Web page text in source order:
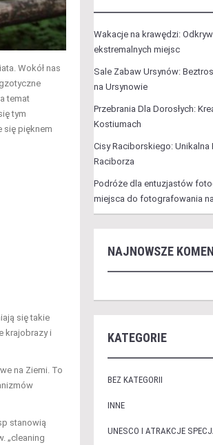
Wokół nas
temat
tym
się pięknem
się takie
krajobrazy i
na Ziemi. To
stanowią
„cleaning
Wakacje na krawędzi:
ekstremalnych miejsc
Sale Zabaw Ursynów:
na Ursynowie
Przebrania Dla Dorosłych:
Kostiumach
Cisy Raciborskiego: Unikalna
Raciborza
Podróże dla entuzjastów
miejsca do fotografowania
NAJNOWSZE
KATEGORIE
BEZ KATEGORII
INNE
UNESCO I ATRAKCJE